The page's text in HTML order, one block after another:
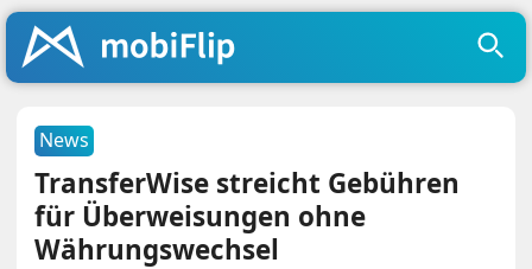
News
TransferWise streicht Gebühren
für Überweisungen ohne
Währungswechsel